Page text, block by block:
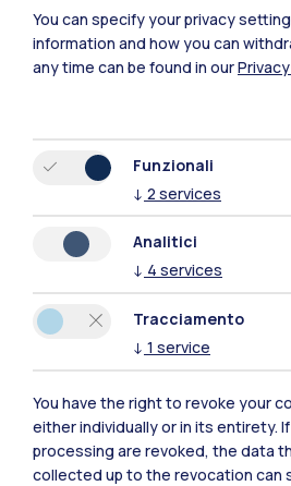
Polimi Community
Tutti i siti dell’ecosistema
IT EN
You can specify your privacy
information and how you can
any time can be found in our
Funzionali
↓ 2 services
Analitici
↓ 4 services
Tracciamento
↓ 1 service
You have the right to revoke your
either individually or in its entirety.
processing are revoked, the data
collected up to the revocation can